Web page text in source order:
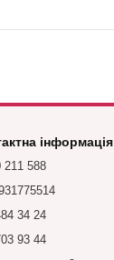
інформація
211 588
34 24
93 44